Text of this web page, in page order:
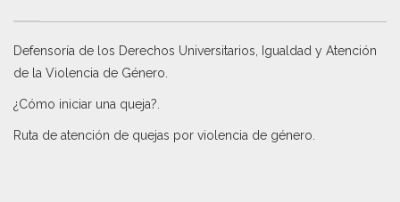
Defensoría de los Derechos Universitarios, Igualdad y Atención
de la Violencia de Género
¿Cómo iniciar una queja?
Ruta de atención de quejas por violencia de género